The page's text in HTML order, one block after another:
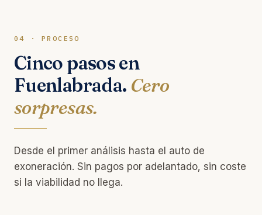
04 · PROCESO
Cinco pasos en
Fuenlabrada. Cero
sorpresas.
Desde el primer análisis hasta el auto de
exoneración. Sin pagos por adelantado, sin coste
si la viabilidad no llega.